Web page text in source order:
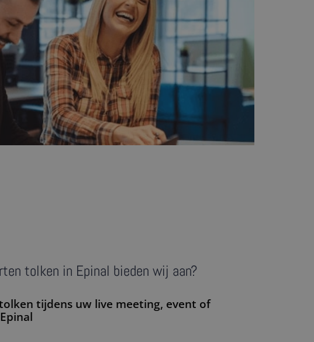
tolken in Epinal bieden wij aan?
tijdens uw live meeting, event of